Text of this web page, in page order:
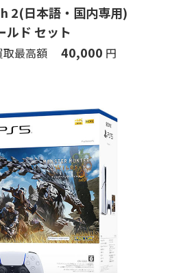
2(日本語・国内専用)
ルド セット
取最高額 40,000 円